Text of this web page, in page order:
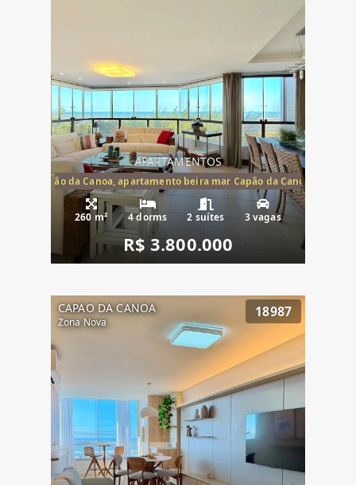
APARTAMENTOS
mar Capão da Canoa, apartamento beira mar Capão da Canoa,
260 m² 4 dorms 2 suítes 3 vagas
R$ 3.800.000
CAPAO DA CANOA
Zona Nova
18987